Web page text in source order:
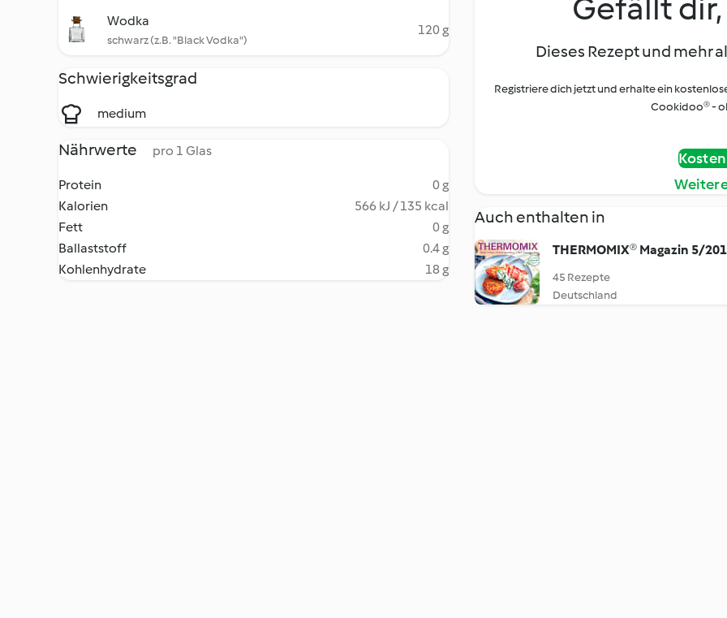
Wodka
schwarz (z.B. "Black Vodka")
120 g
Schwierigkeitsgrad
medium
Nährwerte pro 1 Glas
Protein
0 g
Kalorien
566 kJ / 135 kcal
Fett
0 g
Ballaststoff
0.4 g
Kohlenhydrate
18 g
Gefällt
Dieses Rezept und mehr
Registriere dich jetzt und erhalte ein
Cookidoo® -
Auch enthalten in
THERMOMIX® Magazin 5/
45 Rezepte
Deutschland